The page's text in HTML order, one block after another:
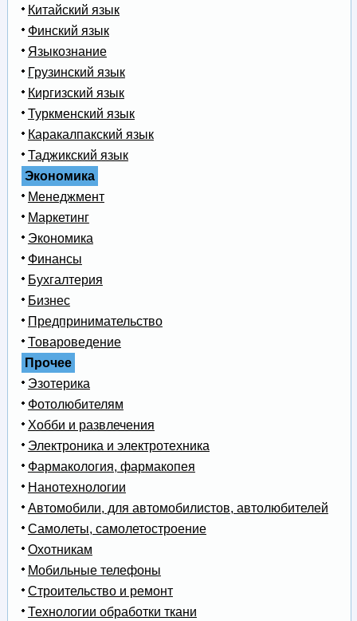
Китайский язык
Финский язык
Языкознание
Грузинский язык
Киргизский язык
Туркменский язык
Каракалпакский язык
Таджикский язык
Экономика
Менеджмент
Маркетинг
Экономика
Финансы
Бухгалтерия
Бизнес
Предпринимательство
Товароведение
Прочее
Эзотерика
Фотолюбителям
Хобби и развлечения
Электроника и электротехника
Фармакология, фармакопея
Нанотехнологии
Автомобили, для автомобилистов, автолюбителей
Самолеты, самолетостроение
Охотникам
Мобильные телефоны
Строительство и ремонт
Технологии обработки ткани